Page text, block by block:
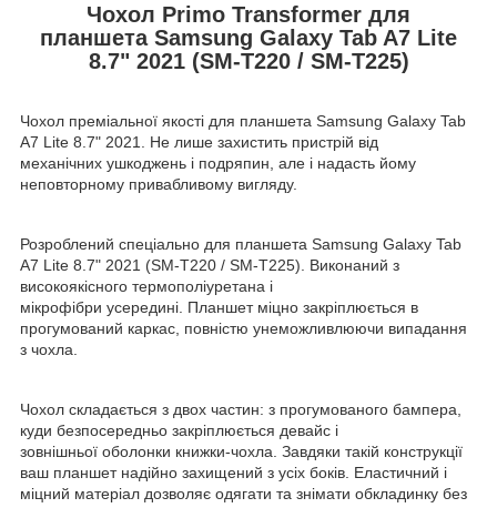
Чохол Primo Transformer для
планшета Samsung Galaxy Tab A7 Lite
8.7" 2021 (SM-T220 / SM-T225)
Чохол преміальної якості для планшета Samsung Galaxy Tab
A7 Lite 8.7" 2021. Не лише захистить пристрій від
механічних ушкоджень і подряпин, але і надасть йому
неповторному привабливому вигляду.
Розроблений спеціально для планшета Samsung Galaxy Tab
A7 Lite 8.7" 2021 (SM-T220 / SM-T225). Виконаний з
високоякісного термополіуретана і
мікрофібри усередині. Планшет міцно закріплюється в
прогумований каркас, повністю унеможливлюючи випадання
з чохла.
Чохол складається з двох частин: з прогумованого бампера,
куди безпосередньо закріплюється девайс і
зовнішньої оболонки книжки-чохла. Завдяки такій конструкції
ваш планшет надійно захищений з усіх боків. Еластичний і
міцний матеріал дозволяє одягати та знімати обкладинку без